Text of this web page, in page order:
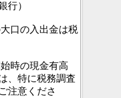
行）
の入出金は税
の現金有高
、特に税務調査
注意くださ